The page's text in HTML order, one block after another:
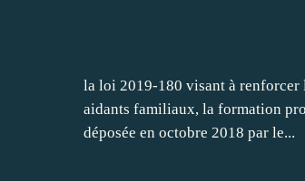
la loi 2019-180 visant à renforcer
aidants familiaux, la formation
déposée en octobre 2018 par le...